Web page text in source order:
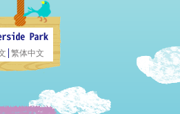
繁体中文